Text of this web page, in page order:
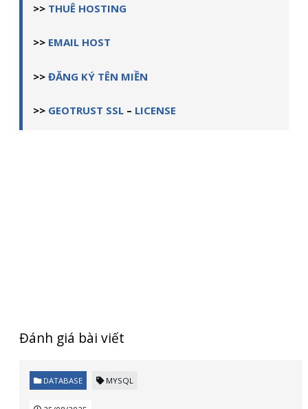
>> THUÊ HOSTING
>> EMAIL HOST
>> ĐĂNG KÝ TÊN MIỀN
>> GEOTRUST SSL – LICENSE
Đánh giá bài viết
DATABASE MYSQL